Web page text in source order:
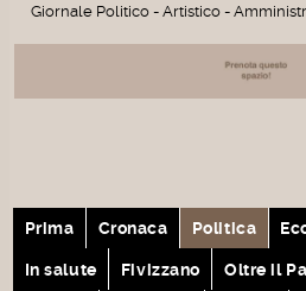
Giornale Politico - Artistico -
Prima Cronaca Politica
In salute Fivizzano Oltre il